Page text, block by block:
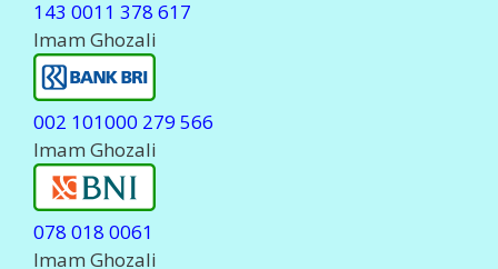
Komplain Via Telegram
@javapulsa_cs
( Stanby Jam 06.00-23.00 WIB )
HanyaMELAYANI
deposit.
Setiap Komplain Mohon sertakan Kode ID Anda